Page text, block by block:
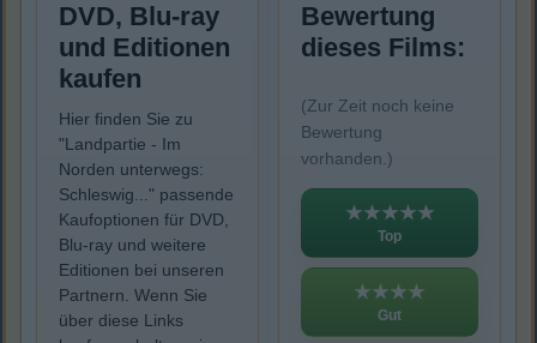
DVD, Blu-ray
und Editionen
kaufen
Hier finden Sie zu
"Landpartie - Im
Norden unterwegs:
Schleswig..." passende
Kaufoptionen für DVD,
Blu-ray und weitere
Editionen bei unseren
Partnern. Wenn Sie
über diese Links
Bewertung
dieses Films:
(Zur Zeit noch keine
Bewertung
vorhanden.)
★★★★★
Top
★★★★
Gut